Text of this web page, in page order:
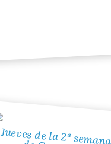
Jueves de la 2ª semana